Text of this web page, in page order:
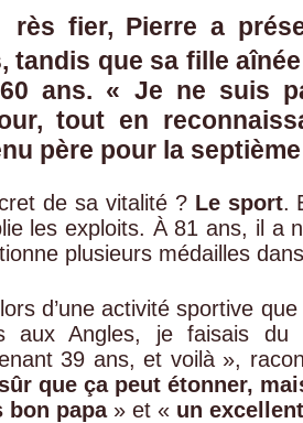
rès fier, Pierre a
tandis que sa fille
ans. « Je ne suis
tout en
père pour la
de sa vitalité ? Le sport.
les exploits. À 81 ans, il a
plusieurs médailles
lors d’une activité sportive
aux Angles, je faisais
39 ans, et voilà »,
que ça peut étonner,
bon papa» et « un